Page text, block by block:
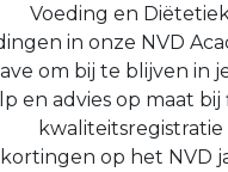
Voeding en
in onze NVD
om bij te blijven in
en advies op maat
kwaliteitsregistratie
op het NVD